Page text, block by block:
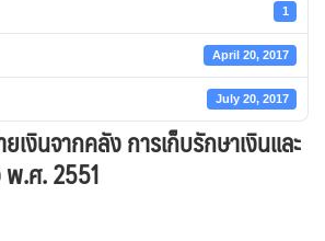
1
April 20, 2017
July 20, 2017
เงินจากคลัง การเก็บรักษาเงินและ
พ.ศ. 2551